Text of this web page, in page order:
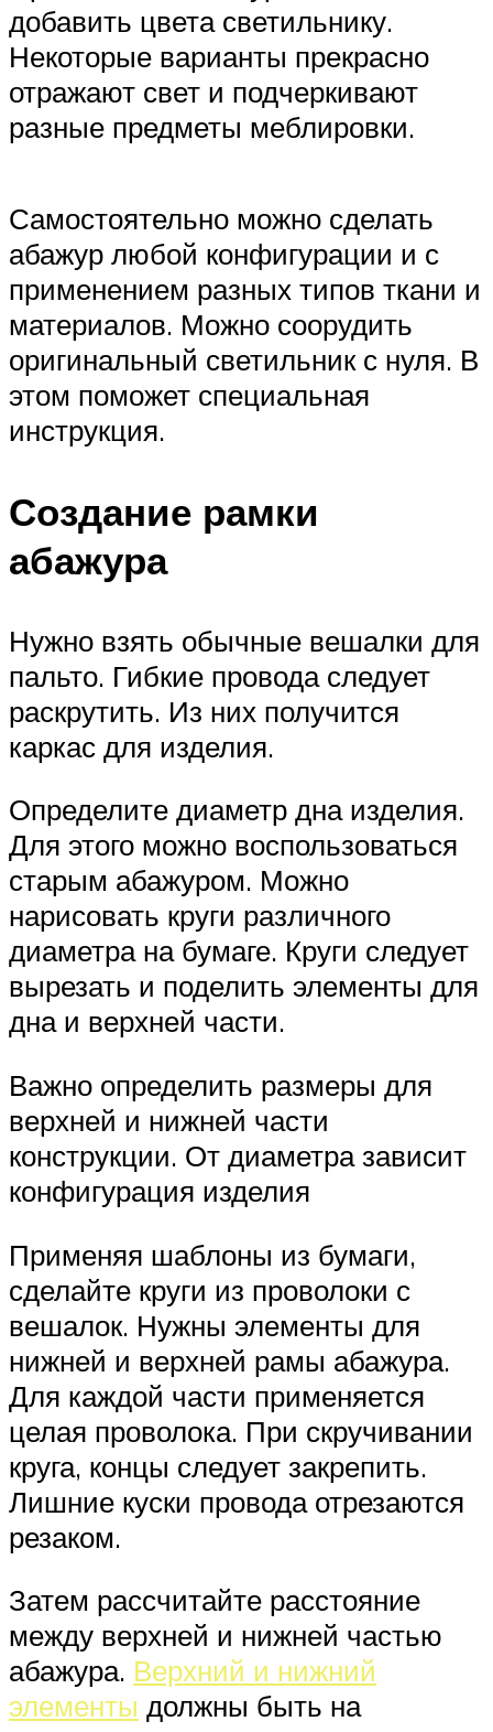
добавить цвета светильнику.
Некоторые варианты прекрасно
отражают свет и подчеркивают
разные предметы меблировки.
Самостоятельно можно сделать
абажур любой конфигурации и с
применением разных типов ткани и
материалов. Можно соорудить
оригинальный светильник с нуля. В
этом поможет специальная
инструкция.
Создание рамки
абажура
Нужно взять обычные вешалки для
пальто. Гибкие провода следует
раскрутить. Из них получится
каркас для изделия.
Определите диаметр дна изделия.
Для этого можно воспользоваться
старым абажуром. Можно
нарисовать круги различного
диаметра на бумаге. Круги следует
вырезать и поделить элементы для
дна и верхней части.
Важно определить размеры для
верхней и нижней части
конструкции. От диаметра зависит
конфигурация изделия
Применяя шаблоны из бумаги,
сделайте круги из проволоки с
вешалок. Нужны элементы для
нижней и верхней рамы абажура.
Для каждой части применяется
целая проволока. При скручивании
круга, концы следует закрепить.
Лишние куски провода отрезаются
резаком.
Затем рассчитайте расстояние
между верхней и нижней частью
абажура. Верхний и нижний
элементы должны быть на